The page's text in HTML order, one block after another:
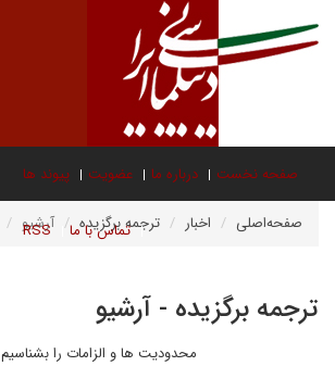
صفحه نخست درباره ما عضویت پیوند ها
تماس با ما RSS صفحه‌اصلی اخبار ترجمه برگزیده آرشیو
ترجمه برگزیده - آرشیو
محدودیت ها و الزامات را بشناسیم